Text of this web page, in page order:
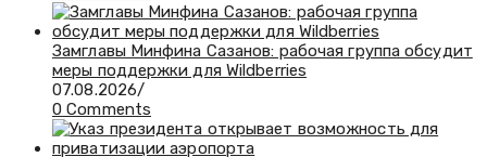
Замглавы Минфина Сазанов: рабочая группа обсудит
меры поддержки для Wildberries
07.08.2026/
0 Comments